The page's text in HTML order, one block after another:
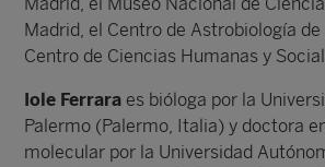
Madrid, el Centro de Astrobiología de
Centro de Ciencias Humanas y
Iole Ferrara es bióloga por la
Palermo (Palermo, Italia) y doctora
molecular por la Universidad